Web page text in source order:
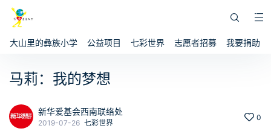
大山里的彝族小学 公益项目 七彩世界 志愿者招募 我要捐助
马莉：我的梦想
新华爱基会西南联络处
2019-07-26 七彩世界
0